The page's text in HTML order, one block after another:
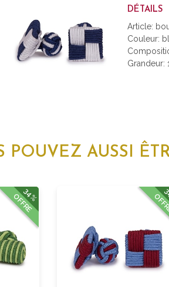
DÉTAILS
Article:
Couleur:
Grandeur:
POUVEZ AUSSI
34%
OFFRE